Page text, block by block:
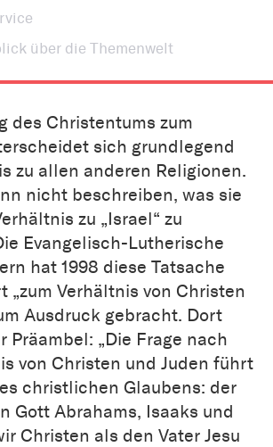
über die Themenwelt
des Christentums zum
sich grundlegend
zu allen anderen Religionen.
nicht beschreiben, was sie
zu „Israel“ zu
Evangelisch-Lutherische
hat 1998 diese Tatsache
„zum Verhältnis von Christen
Ausdruck gebracht. Dort
Präambel: „Die Frage nach
von Christen und Juden führt
christlichen Glaubens: der
Gott Abrahams, Isaaks und
Christen als den Vater Jesu